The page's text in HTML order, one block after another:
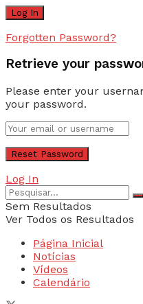
Forgotten Password?
Retrieve your
Please enter your
your password.
Log In
Sem Resultados
Ver Todos os Resultados
Página Inicial
Notícias
Vídeos
Calendário